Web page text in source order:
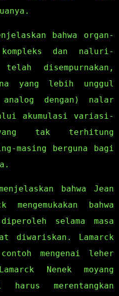
bahwa organ-
dan naluri-
disempurnakan,
yang lebih unggul
analog dengan) nalar
akumulasi variasi-
tak terhitung
masing berguna bagi
bahwa Jean
bahwa
selama masa
diwariskan. Lamarck
contoh mengenai leher
Nenek moyang
merentangkan